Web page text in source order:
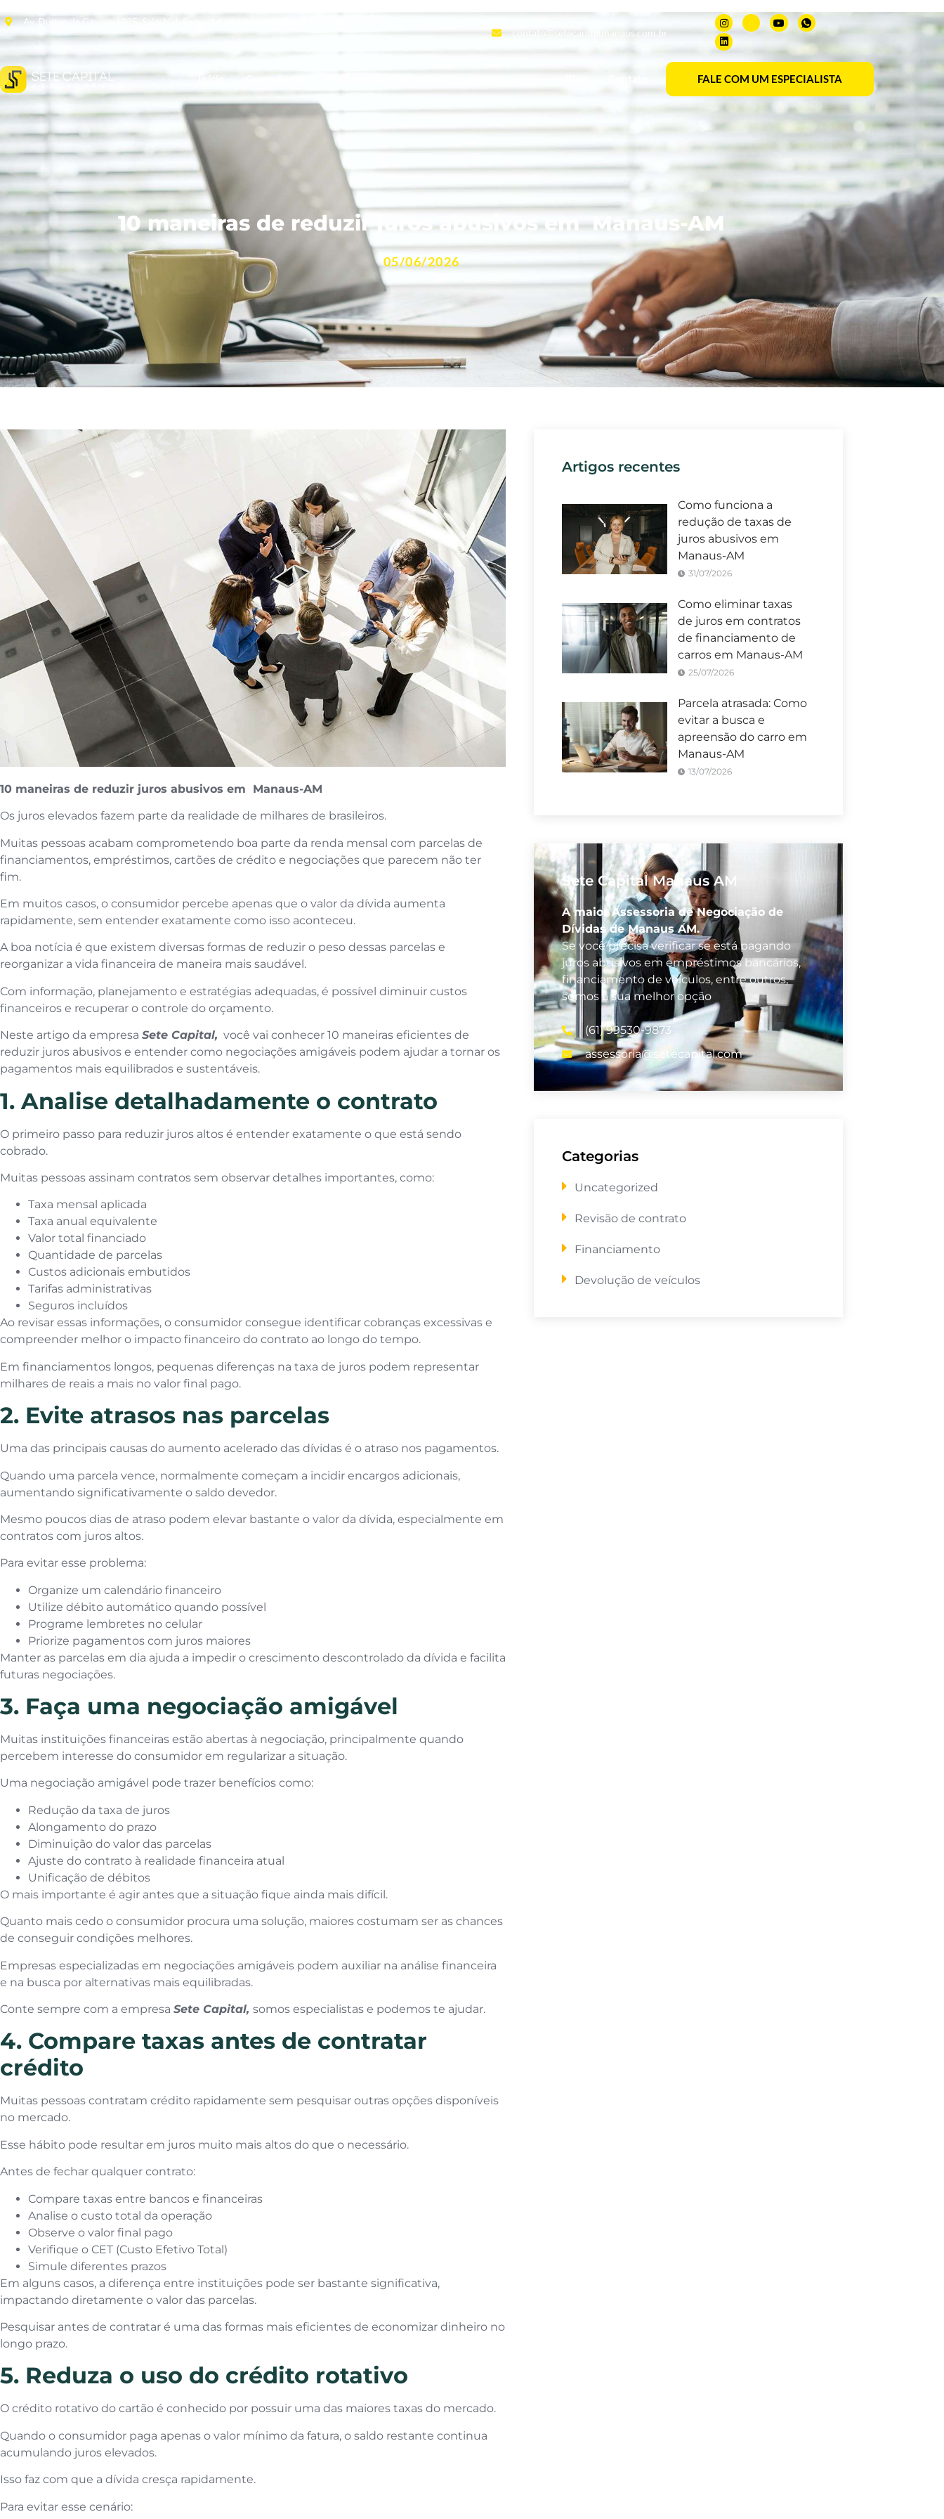
Av. Duque de Caxias, 1925, Sala 104, Praça 14 de Janeiro, Manaus AM, 69020-141
contato@setecapitalmanaus.com.br
Início FALE COM UM ESPECIALISTA
10 maneiras de reduzir juros abusivos em Manaus-AM
05/06/2026
10 maneiras de reduzir juros abusivos em Manaus-AM
Os juros elevados fazem parte da realidade de milhares de brasileiros.
Muitas pessoas acabam comprometendo boa parte da renda mensal com parcelas de
financiamentos, empréstimos, cartões de crédito e negociações que parecem não ter
fim.
Em muitos casos, o consumidor percebe apenas que o valor da dívida aumenta
rapidamente, sem entender exatamente como isso aconteceu.
A boa notícia é que existem diversas formas de reduzir o peso dessas parcelas e
reorganizar a vida financeira de maneira mais saudável.
Com informação, planejamento e estratégias adequadas, é possível diminuir custos
financeiros e recuperar o controle do orçamento.
Neste artigo da empresa Sete Capital, você vai conhecer 10 maneiras eficientes de
reduzir juros abusivos e entender como negociações amigáveis podem ajudar a tornar os
pagamentos mais equilibrados e sustentáveis.
1. Analise detalhadamente o contrato
O primeiro passo para reduzir juros altos é entender exatamente o que está sendo
cobrado.
Muitas pessoas assinam contratos sem observar detalhes importantes, como:
Taxa mensal aplicada
Taxa anual equivalente
Valor total financiado
Quantidade de parcelas
Custos adicionais embutidos
Tarifas administrativas
Seguros incluídos
Ao revisar essas informações, o consumidor consegue identificar cobranças excessivas e
compreender melhor o impacto financeiro do contrato ao longo do tempo.
Em financiamentos longos, pequenas diferenças na taxa de juros podem representar
milhares de reais a mais no valor final pago.
2. Evite atrasos nas parcelas
Uma das principais causas do aumento acelerado das dívidas é o atraso nos pagamentos.
Quando uma parcela vence, normalmente começam a incidir encargos adicionais,
aumentando significativamente o saldo devedor.
Mesmo poucos dias de atraso podem elevar bastante o valor da dívida, especialmente em
contratos com juros altos.
Para evitar esse problema:
Organize um calendário financeiro
Utilize débito automático quando possível
Programe lembretes no celular
Priorize pagamentos com juros maiores
Manter as parcelas em dia ajuda a impedir o crescimento descontrolado da dívida e facilita
futuras negociações.
3. Faça uma negociação amigável
Muitas instituições financeiras estão abertas à negociação, principalmente quando
percebem interesse do consumidor em regularizar a situação.
Uma negociação amigável pode trazer benefícios como:
Redução da taxa de juros
Alongamento do prazo
Diminuição do valor das parcelas
Ajuste do contrato à realidade financeira atual
Unificação de débitos
O mais importante é agir antes que a situação fique ainda mais difícil.
Quanto mais cedo o consumidor procura uma solução, maiores costumam ser as chances
de conseguir condições melhores.
Empresas especializadas em negociações amigáveis podem auxiliar na análise financeira
e na busca por alternativas mais equilibradas.
Conte sempre com a empresa Sete Capital, somos especialistas e podemos te ajudar.
4. Compare taxas antes de contratar
crédito
Muitas pessoas contratam crédito rapidamente sem pesquisar outras opções disponíveis
no mercado.
Esse hábito pode resultar em juros muito mais altos do que o necessário.
Antes de fechar qualquer contrato:
Compare taxas entre bancos e financeiras
Analise o custo total da operação
Observe o valor final pago
Verifique o CET (Custo Efetivo Total)
Simule diferentes prazos
Em alguns casos, a diferença entre instituições pode ser bastante significativa,
impactando diretamente o valor das parcelas.
Pesquisar antes de contratar é uma das formas mais eficientes de economizar dinheiro no
longo prazo.
5. Reduza o uso do crédito rotativo
O crédito rotativo do cartão é conhecido por possuir uma das maiores taxas do mercado.
Quando o consumidor paga apenas o valor mínimo da fatura, o saldo restante continua
acumulando juros elevados.
Isso faz com que a dívida cresça rapidamente.
Para evitar esse cenário:
Artigos recentes
Como funciona a
redução de taxas de
juros abusivos em
Manaus-AM
31/07/2026
Como eliminar taxas
de juros em contratos
de financiamento de
carros em Manaus-AM
25/07/2026
Parcela atrasada: Como
evitar a busca e
apreensão do carro em
Manaus-AM
13/07/2026
Sete Capital Manaus AM
A maior Assessoria de Negociação de
Dívidas de Manaus AM.
Se você precisa verificar se está pagando
juros abusivos em empréstimos bancários,
financiamento de veículos, entre outros,
somos a sua melhor opção
(61) 99530-9873
assessoria@setecapital.com
Categorias
Uncategorized
Revisão de contrato
Financiamento
Devolução de veículos